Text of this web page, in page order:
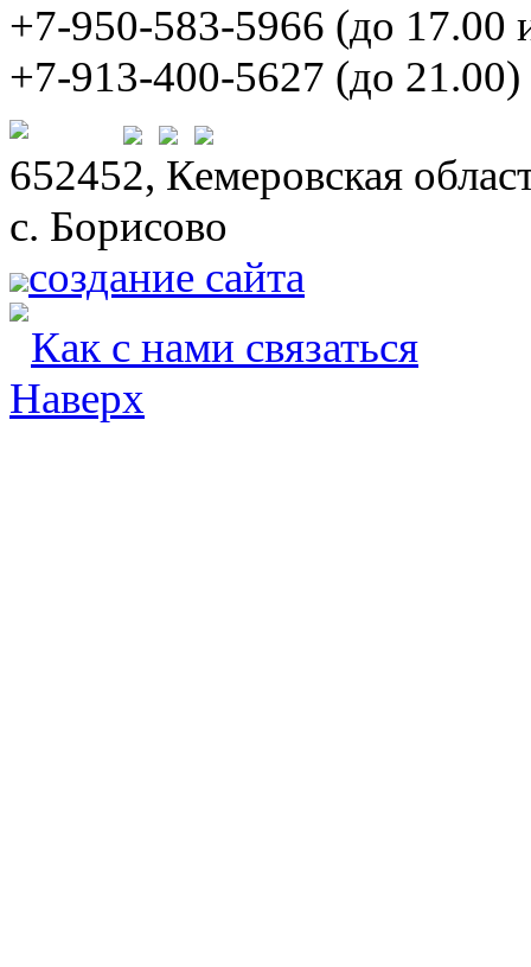
+7-950-583-5966 (до 17.00
+7-913-400-5627 (до 21.00)
652452, Кемеровская
с. Борисово
создание сайта
Как с нами связаться
Наверх